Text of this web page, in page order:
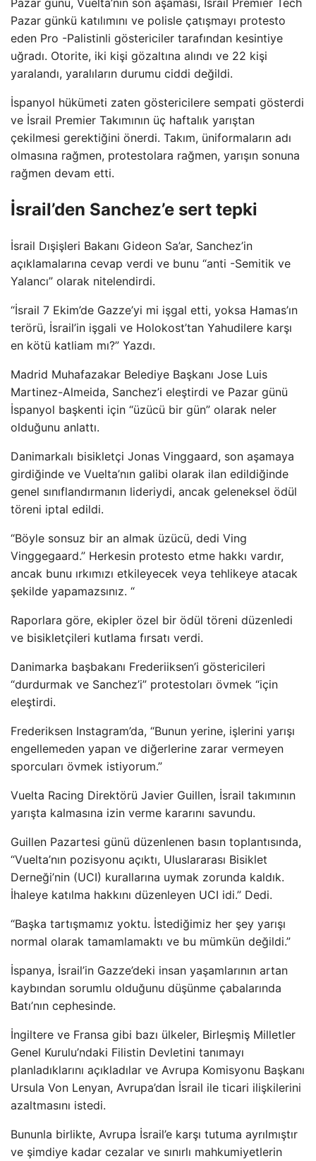
Pazar günü, Vuelta’nın son aşaması, İsrail Premier Tech
Pazar günkü katılımını ve polisle çatışmayı protesto
eden Pro -Palistinli göstericiler tarafından kesintiye
uğradı. Otorite, iki kişi gözaltına alındı ​​ve 22 kişi
yaralandı, yaralıların durumu ciddi değildi.
İspanyol hükümeti zaten göstericilere sempati gösterdi
ve İsrail Premier Takımının üç haftalık yarıştan
çekilmesi gerektiğini önerdi. Takım, üniformaların adı
olmasına rağmen, protestolara rağmen, yarışın sonuna
rağmen devam etti.
İsrail’den Sanchez’e sert tepki
İsrail Dışişleri Bakanı Gideon Sa’ar, Sanchez’in
açıklamalarına cevap verdi ve bunu “anti -Semitik ve
Yalancı” olarak nitelendirdi.
“İsrail 7 Ekim’de Gazze’yi mi işgal etti, yoksa Hamas’ın
terörü, İsrail’in işgali ve Holokost’tan Yahudilere karşı
en kötü katliam mı?” Yazdı.
Madrid Muhafazakar Belediye Başkanı Jose Luis
Martinez-Almeida, Sanchez’i eleştirdi ve Pazar günü
İspanyol başkenti için “üzücü bir gün” olarak neler
olduğunu anlattı.
Danimarkalı bisikletçi Jonas Vinggaard, son aşamaya
girdiğinde ve Vuelta’nın galibi olarak ilan edildiğinde
genel sınıflandırmanın lideriydi, ancak geleneksel ödül
töreni iptal edildi.
“Böyle sonsuz bir an almak üzücü, dedi Ving
Vinggegaard.” Herkesin protesto etme hakkı vardır,
ancak bunu ırkımızı etkileyecek veya tehlikeye atacak
şekilde yapamazsınız. “
Raporlara göre, ekipler özel bir ödül töreni düzenledi
ve bisikletçileri kutlama fırsatı verdi.
Danimarka başbakanı Frederiiksen’i göstericileri
“durdurmak ve Sanchez’i” protestoları övmek “için
eleştirdi.
Frederiksen Instagram’da, “Bunun yerine, işlerini yarışı
engellemeden yapan ve diğerlerine zarar vermeyen
sporcuları övmek istiyorum.”
Vuelta Racing Direktörü Javier Guillen, İsrail takımının
yarışta kalmasına izin verme kararını savundu.
Guillen Pazartesi günü düzenlenen basın toplantısında,
“Vuelta’nın pozisyonu açıktı, Uluslararası Bisiklet
Derneği’nin (UCI) kurallarına uymak zorunda kaldık.
İhaleye katılma hakkını düzenleyen UCI idi.” Dedi.
“Başka tartışmamız yoktu. İstediğimiz her şey yarışı
normal olarak tamamlamaktı ve bu mümkün değildi.”
İspanya, İsrail’in Gazze’deki insan yaşamlarının artan
kaybından sorumlu olduğunu düşünme çabalarında
Batı’nın cephesinde.
İngiltere ve Fransa gibi bazı ülkeler, Birleşmiş Milletler
Genel Kurulu’ndaki Filistin Devletini tanımayı
planladıklarını açıkladılar ve Avrupa Komisyonu Başkanı
Ursula Von Lenyan, Avrupa’dan İsrail ile ticari ilişkilerini
azaltmasını istedi.
Bununla birlikte, Avrupa İsrail’e karşı tutuma ayrılmıştır
ve şimdiye kadar cezalar ve sınırlı mahkumiyetlerin